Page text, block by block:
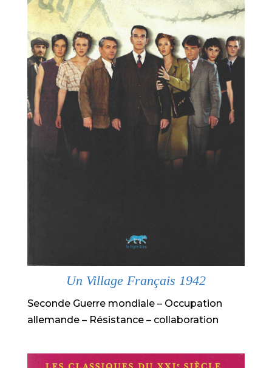
Un Village Français 1942
Seconde Guerre mondiale – Occupation
allemande – Résistance – collaboration